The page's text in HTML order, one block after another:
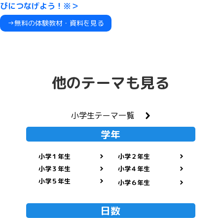
びにつなげよう！※＞
→無料の体験教材・資料を見る
他のテーマも見る
小学生テーマ一覧
学年
小学１年生
小学２年生
小学３年生
小学４年生
小学５年生
小学６年生
日数